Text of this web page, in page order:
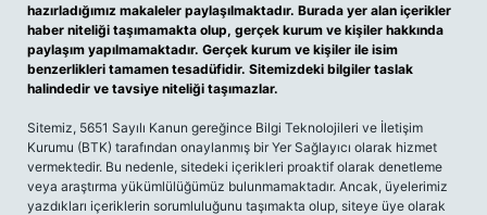
hazırladığımız makaleler paylaşılmaktadır. Burada yer alan içerikler
haber niteliği taşımamakta olup, gerçek kurum ve kişiler hakkında
paylaşım yapılmamaktadır. Gerçek kurum ve kişiler ile isim
benzerlikleri tamamen tesadüfidir. Sitemizdeki bilgiler taslak
halindedir ve tavsiye niteliği taşımazlar.
Sitemiz, 5651 Sayılı Kanun gereğince Bilgi Teknolojileri ve İletişim
Kurumu (BTK) tarafından onaylanmış bir Yer Sağlayıcı olarak hizmet
vermektedir. Bu nedenle, sitedeki içerikleri proaktif olarak denetleme
veya araştırma yükümlülüğümüz bulunmamaktadır. Ancak, üyelerimiz
yazdıkları içeriklerin sorumluluğunu taşımakta olup, siteye üye olarak